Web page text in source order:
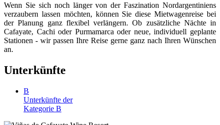
Wenn Sie sich noch länger von der Faszination Nordargentiniens
verzaubern lassen möchten, können Sie diese Mietwagenreise bei
der Planung ganz flexibel verlängern. Ob zusätzliche Nächte in
Cafayate, Cachi oder Purmamarca oder neue, individuell geplante
Stationen - wir passen Ihre Reise gerne ganz nach Ihren Wünschen
an.
Unterkünfte
B
Unterkünfte der
Kategorie B